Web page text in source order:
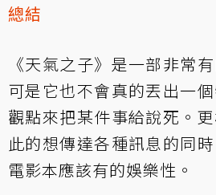
總結
《天氣之子》是一部非常
可是它也不會真的丟出一
觀點來把某件事給說死。
此的想傳達各種訊息的同
電影本應該有的娛樂性。